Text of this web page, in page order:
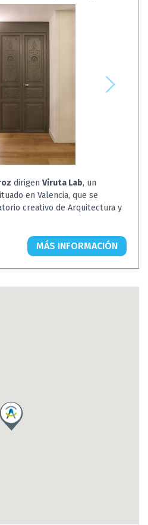
dirigen Viruta Lab, un
en Valencia, que se
creativo de Arquitectura y
MÁS INFORMACIÓN